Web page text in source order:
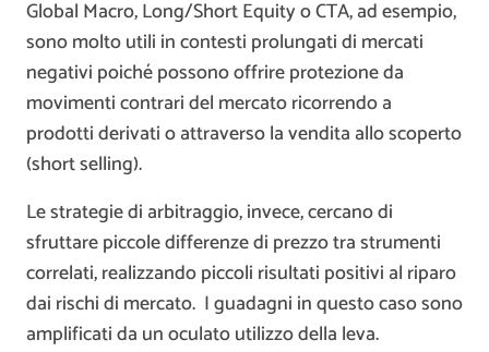
Global Macro, Long/Short Equity o CTA, ad esempio,
sono molto utili in contesti prolungati di mercati
negativi poiché possono offrire protezione da
movimenti contrari del mercato ricorrendo a
prodotti derivati o attraverso la vendita allo scoperto
(short selling).
Le strategie di arbitraggio, invece, cercano di
sfruttare piccole differenze di prezzo tra strumenti
correlati, realizzando piccoli risultati positivi al riparo
dai rischi di mercato. I guadagni in questo caso sono
amplificati da un oculato utilizzo della leva.